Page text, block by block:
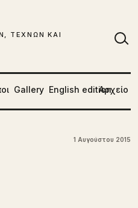
ΤΕΧΝΩΝ ΚΑΙ
Gallery English editionΑρχείο
1 Αυγούστου 2015